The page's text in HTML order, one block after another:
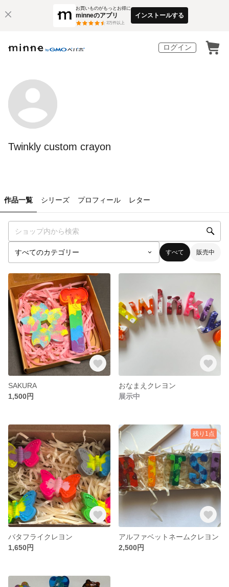
お買いものがもっとお得に
minneのアプリ
3万件以上
インストールする
ログイン
Twinkly custom crayon
作品一覧 シリーズ プロフィール レター
すべて 販売中
SAKURA
1,500円
おなまえクレヨン
展示中
バタフライクレヨン
1,650円
残り1点
アルファベットネームクレヨン
2,500円